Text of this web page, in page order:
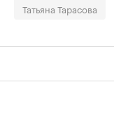
Татьяна Тарасова